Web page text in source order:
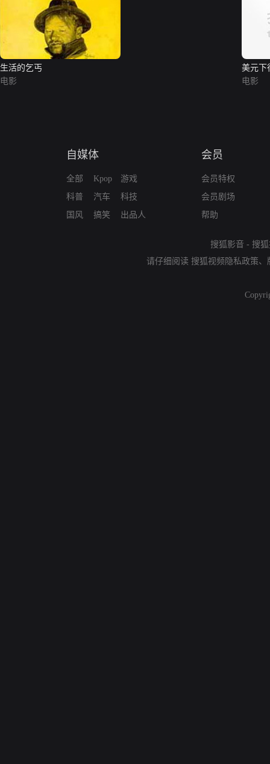
生活的乞丐
电影
美元下
电影
自媒体
全部
科普
国风
Kpop
汽车
搞笑
游戏
科技
出品人
会员
会员特权
会员剧场
帮助
搜狐影音 - 搜
请仔细阅读 搜狐视频隐私政策、